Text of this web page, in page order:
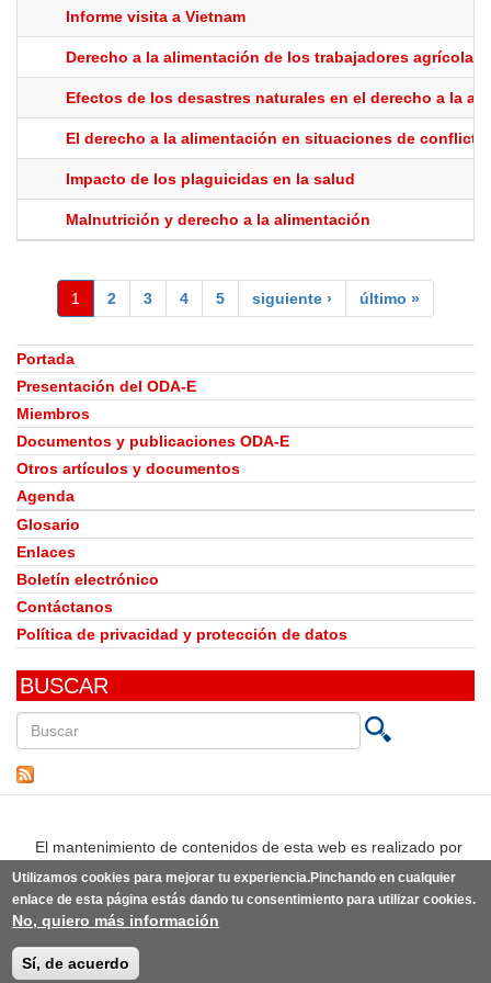
Informe visita a Vietnam
Derecho a la alimentación de los trabajadores agrícolas
Efectos de los desastres naturales en el derecho a la
El derecho a la alimentación en situaciones de conflicto
Impacto de los plaguicidas en la salud
Malnutrición y derecho a la alimentación
1 2 3 4 5 siguiente › último »
Portada
Presentación del ODA-E
Miembros
Documentos y publicaciones ODA-E
Otros artículos y documentos
Agenda
Glosario
Enlaces
Boletín electrónico
Contáctanos
Política de privacidad y protección de datos
BUSCAR
en
El mantenimiento de contenidos de esta web es realizado por
idea original de knoWare y diseño original de
Utilizamos cookies para mejorar tu experiencia.Pinchando en cualquier
enlace de esta página estás dando tu consentimiento para utilizar cookies.
No, quiero más información
Sí, de acuerdo